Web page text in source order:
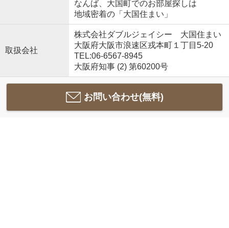
なんば、大国町でのお部屋探しは
地域密着の「大国住まい」
取扱会社
株式会社ダブルジェイシー 大国住まい
大阪府大阪市浪速区戎本町１丁目5-20
TEL:06-6567-8945
大阪府知事 (2) 第60200号
お問い合わせ(無料)